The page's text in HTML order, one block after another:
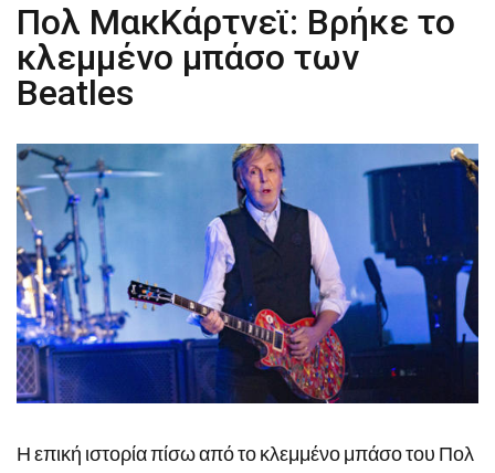
Πολ ΜακΚάρτνεϊ: Βρήκε το
κλεμμένο μπάσο των
Beatles
Η επική ιστορία πίσω από το κλεμμένο μπάσο του Πολ